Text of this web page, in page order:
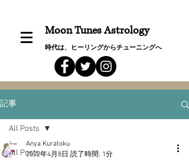
Moon Tunes Astrology
時代は、ヒーリングからチューニングへ
記事
All Posts
All Posts
Anya Kuratoku
2022年4月8日 読了時間: 1分